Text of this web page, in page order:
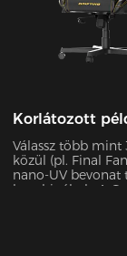
Korlátozott
Válassz több
közül (pl. Final
nano-UV
kombináltak. A